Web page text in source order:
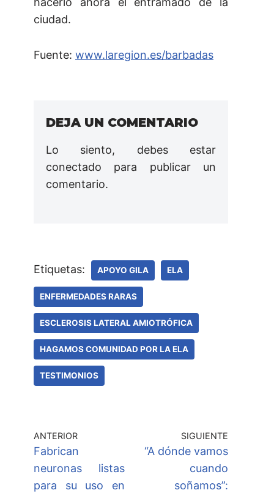
ciudad.
Fuente: www.laregion.es/barbadas
DEJA UN COMENTARIO
Lo siento, debes estar
conectado para publicar un
comentario.
Etiquetas: APOYO GILA ELA
ENFERMEDADES RARAS
ESCLEROSIS LATERAL AMIOTRÓFICA
HAGAMOS COMUNIDAD POR LA ELA
TESTIMONIOS
ANTERIOR
Fabrican
neuronas listas
para su uso en
SIGUIENTE
“A dónde vamos
cuando
soñamos”: